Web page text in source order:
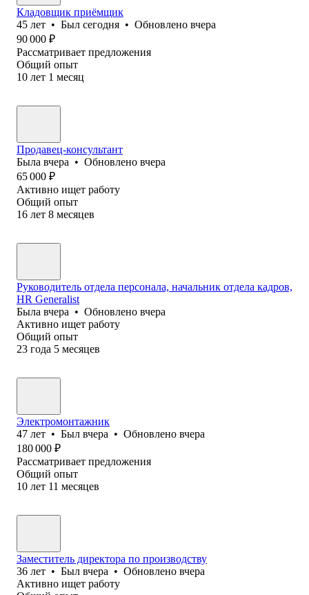
Кладовщик приёмщик
45 лет • Был сегодня • Обновлено вчера
90 000 ₽
Рассматривает предложения
Общий опыт
10 лет 1 месяц
Продавец-консультант
Была вчера • Обновлено вчера
65 000 ₽
Активно ищет работу
Общий опыт
16 лет 8 месяцев
Руководитель отдела персонала, начальник отдела кадров,
HR Generalist
Была вчера • Обновлено вчера
Активно ищет работу
Общий опыт
23 года 5 месяцев
Электромонтажник
47 лет • Был вчера • Обновлено вчера
180 000 ₽
Рассматривает предложения
Общий опыт
10 лет 11 месяцев
Заместитель директора по производству
36 лет • Был вчера • Обновлено вчера
Активно ищет работу